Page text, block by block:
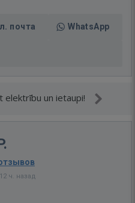
почта WhatsApp
elektrību un ietaupi!
ч. назад